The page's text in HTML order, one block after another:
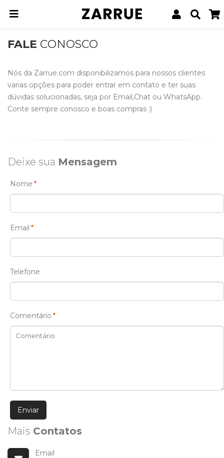
Home
FALE CONOSCO
Nós da Zarrue.com disponibilizamos para nossos clientes
varias opções para poder entrar em contato e ter suas
dúvidas solucionadas, seja por Email,Chat ou WhatsApp.
Conte sempre conosco e boas compras :)
Deixe sua Mensagem
*
Nome
*
Email
Telefone
*
Comentário
Enviar
Mais Contatos
Email